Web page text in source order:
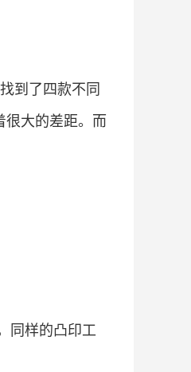
到了四款不同
很大的差距。而
同样的凸印工